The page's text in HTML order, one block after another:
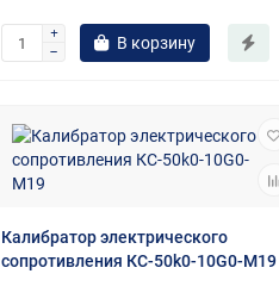
В корзину
Калибратор электрического
сопротивления КС-50k0-10G0-М19